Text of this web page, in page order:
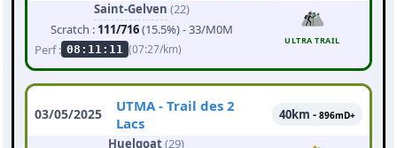
Saint-Gelven (22)
Scratch : 111/716(15.5%) - 33/M0M
Perf : 08:11:11 (07:27/km)
ULTRA TRAIL
03/05/2025
UTMA - Trail des 2
Lacs
40km - 896mD+
Huelgoat(29)